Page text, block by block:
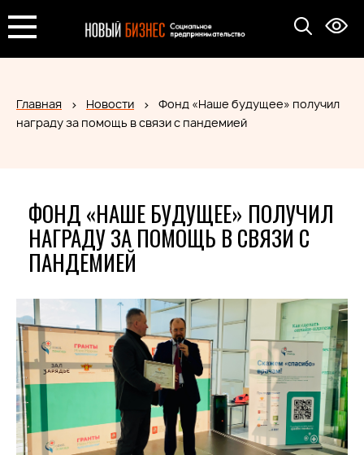
Главная Новости
Фонд «Наше будущее» получил
награду за помощь в связи с пандемией
ФОНД «НАШЕ БУДУЩЕЕ» ПОЛУЧИЛ
НАГРАДУ ЗА ПОМОЩЬ В СВЯЗИ С
ПАНДЕМИЕЙ